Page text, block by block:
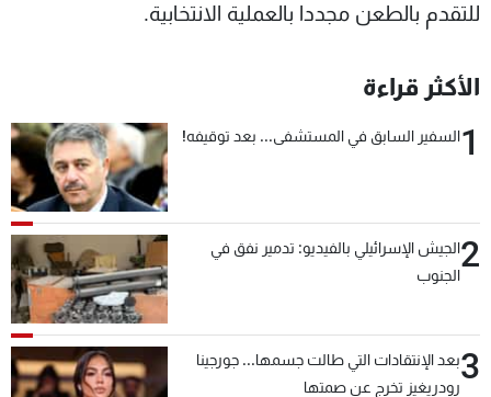
للتقدم بالطعن مجددا بالعملية الانتخابية.
الأكثر قراءة
1السفير السابق في المستشفى... بعد توقيفه!
2الجيش الإسرائيلي بالفيديو: تدمير نفق في
الجنوب
3بعد الإنتقادات التي طالت جسمها... جورجينا
رودريغيز تخرج عن صمتها